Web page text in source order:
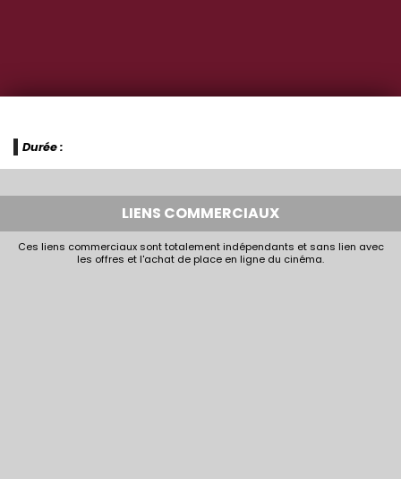
Durée :
LIENS COMMERCIAUX
Ces liens commerciaux sont totalement indépendants et sans lien avec
les offres et l'achat de place en ligne du cinéma.